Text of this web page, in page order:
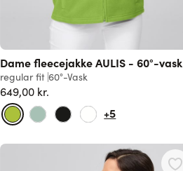
Dame fleecejakke AULIS - 60°-vask
regular fit 60°-Vask
649,00 kr.
+5